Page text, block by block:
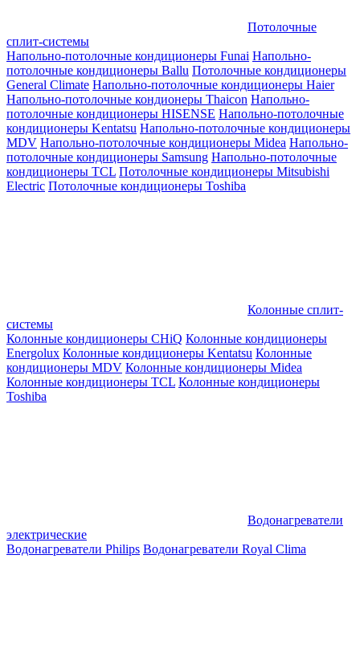
Потолочные
сплит-системы
Напольно-потолочные кондиционеры Funai Напольно-
потолочные кондиционеры Ballu Потолочные кондиционеры
General Climate Напольно-потолочные кондиционеры Haier
Напольно-потолочные кондионеры Thaicon Напольно-
потолочные кондиционеры HISENSE Напольно-потолочные
кондиционеры Kentatsu Напольно-потолочные кондиционеры
MDV Напольно-потолочные кондиционеры Midea Напольно-
потолочные кондиционеры Samsung Напольно-потолочные
кондиционеры TCL Потолочные кондиционеры Mitsubishi
Electric Потолочные кондиционеры Toshiba
Колонные сплит-
системы
Колонные кондиционеры CHiQ Колонные кондиционеры
Energolux Колонные кондиционеры Kentatsu Колонные
кондиционеры MDV Колонные кондиционеры Midea
Колонные кондиционеры TCL Колонные кондиционеры
Toshiba
Водонагреватели
электрические
Водонагреватели Philips Водонагреватели Royal Clima